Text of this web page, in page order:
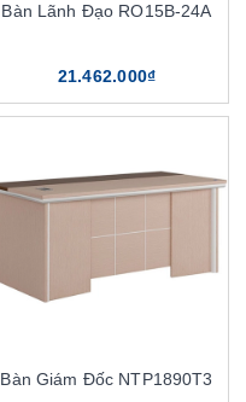
Bàn Lãnh Đạo RO15B-24A
21.462.000₫
Bàn Giám Đốc NTP1890T3